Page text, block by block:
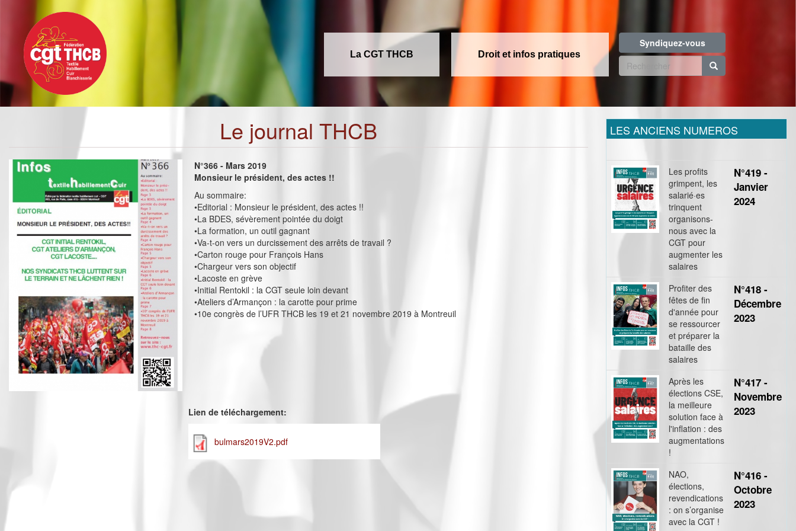
contenu
principal
La CGT THCB Droit et infos pratiques
Syndiquez-vous
Formulaire
recherche
Le journal THCB
N°366 - Mars 2019
Monsieur le président, des actes !!
Au sommaire:
•Editorial : Monsieur le président, des actes !!
•La BDES, sévèrement pointée du doigt
•La formation, un outil gagnant
•Va-t-on vers un durcissement des arrêts de travail ?
•Carton rouge pour François Hans
•Chargeur vers son objectif
•Lacoste en grève
•Initial Rentokil : la CGT seule loin devant
•Ateliers d’Armançon : la carotte pour prime
•10e congrès de l’UFR THCB les 19 et 21 novembre 2019 à Montreuil
Lien de téléchargement:
bulmars2019V2.pdf
LES ANCIENS NUMEROS
Les profits
grimpent, les
salarié·es
trinquent
organisons-
nous avec la
CGT pour
augmenter les
salaires
N°419 -
Janvier
2024
Profiter des
fêtes de fin
d'année pour
se ressourcer
et préparer la
bataille des
salaires
N°418 -
Décembre
2023
Après les
élections CSE,
la meilleure
solution face à
l'inflation : des
augmentations
!
N°417 -
Novembre
2023
NAO,
élections,
revendications
: on s’organise
avec la CGT !
N°416 -
Octobre
2023